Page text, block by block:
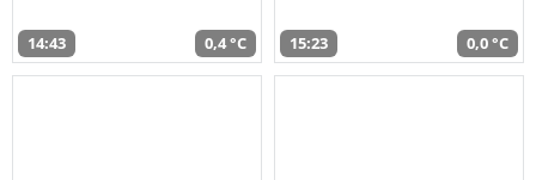
14:43 0,4 °C 15:23 0,0 °C